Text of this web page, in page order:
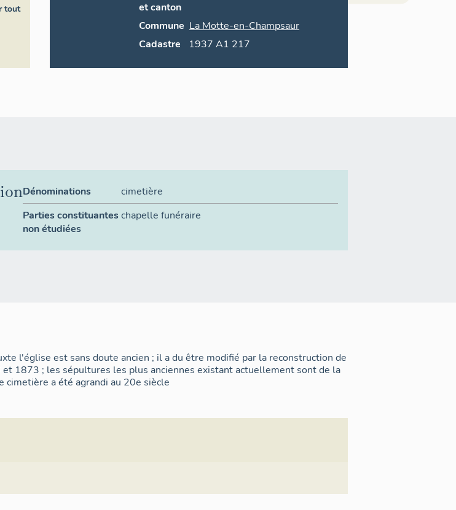
tout
et canton
Commune La Motte-en-Champsaur
Cadastre
1937 A1 217
Dénominations
cimetière
Parties constituantes
non étudiées
chapelle funéraire
l'église est sans doute ancien ; il a du être modifié par la reconstruction de
1873 ; les sépultures les plus anciennes existant actuellement sont de la
cimetière a été agrandi au 20e siècle